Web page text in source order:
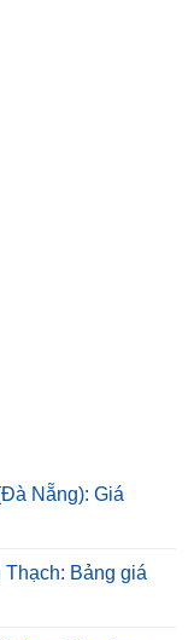
Nẵng): Giá
Bảng giá